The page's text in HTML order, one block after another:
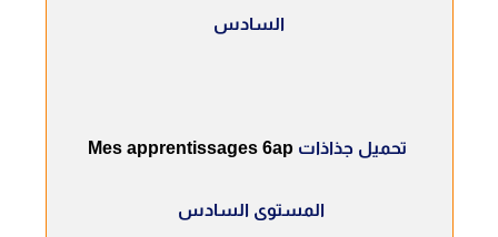
السادس
تحميل جذاذات Mes apprentissages 6ap
المستوى السادس